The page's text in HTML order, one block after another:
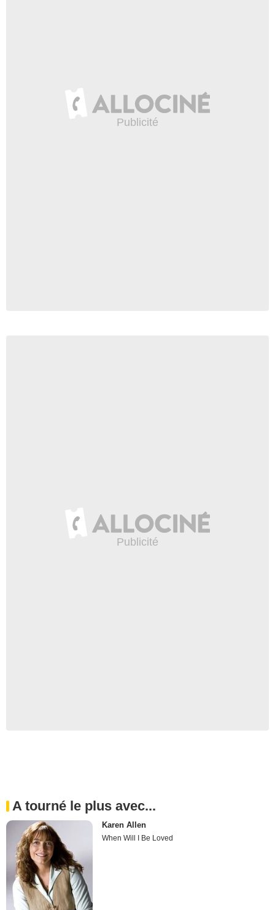
A tourné le plus avec...
Karen Allen
When Will I Be Loved